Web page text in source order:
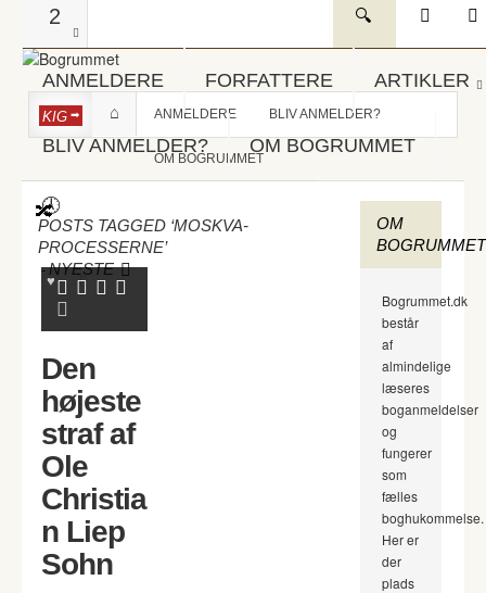
2
ANMELDERE FORFATTERE ARTIKLER
BLIV ANMELDER? OM BOGRUMMET
KIG ANMELDERE BLIV ANMELDER?
OM BOGRUMMET
POSTS TAGGED ‘MOSKVA-
PROCESSERNE’
-NYESTE
Den
højeste
straf af
Ole
Christia
n Liep
Sohn
OM
BOGRUMMET
Bogrummet.dk
består
af
almindelige
læseres
boganmeldelser
og
fungerer
som
fælles
boghukommelse.
Her er
der
plads